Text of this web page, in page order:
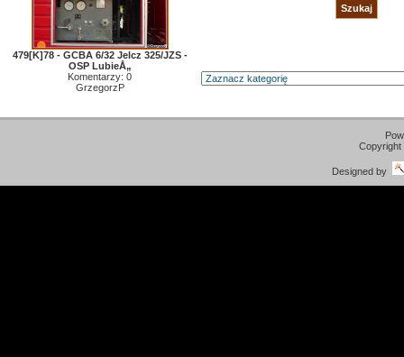
479[K]78 - GCBA 6/32 Jelcz 325/JZS -
OSP LubieÅ„
Komentarzy: 0
GrzegorzP
Designed by